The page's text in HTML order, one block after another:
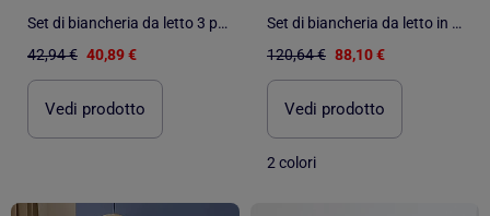
Set di biancheria da letto 3 pezzi in cotone con disegno a rilievo + federe
42,94 € 40,89 €
Vedi prodotto
Set di biancheria da letto in flanella di cotone floreale con federe
120,64 € 88,10 €
Vedi prodotto
2 colori